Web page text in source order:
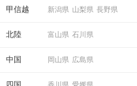
甲信越 新潟県 山梨県 長野県
北陸 富山県 石川県
中国 岡山県 広島県